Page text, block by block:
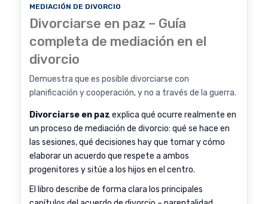
MEDIACIÓN DE DIVORCIO
Divorciarse en paz – Guía
completa de mediación en el
divorcio
Demuestra que es posible divorciarse con
planificación y cooperación, y no a través de la guerra.
Divorciarse en paz explica qué ocurre realmente en
un proceso de mediación de divorcio: qué se hace en
las sesiones, qué decisiones hay que tomar y cómo
elaborar un acuerdo que respete a ambos
progenitores y sitúe a los hijos en el centro.
El libro describe de forma clara los principales